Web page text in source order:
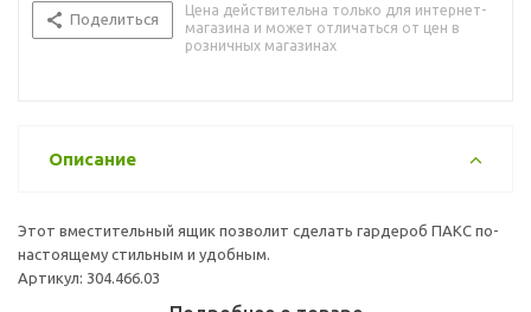
Поделиться
Цена действительна только для интернет-
магазина и может отличаться от цен в
розничных магазинах
Описание
Этот вместительный ящик позволит сделать гардероб ПАКС по-
настоящему стильным и удобным.
Артикул: 304.466.03